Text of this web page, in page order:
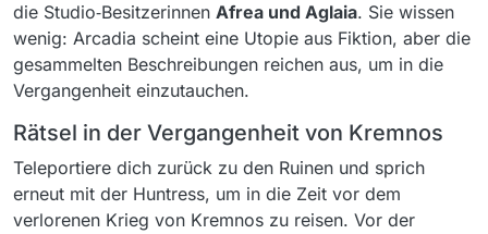
die Studio‑Besitzerinnen Afrea und Aglaia. Sie wissen
wenig: Arcadia scheint eine Utopie aus Fiktion, aber die
gesammelten Beschreibungen reichen aus, um in die
Vergangenheit einzutauchen.
Rätsel in der Vergangenheit von Kremnos
Teleportiere dich zurück zu den Ruinen und sprich
erneut mit der Huntress, um in die Zeit vor dem
verlorenen Krieg von Kremnos zu reisen. Vor der